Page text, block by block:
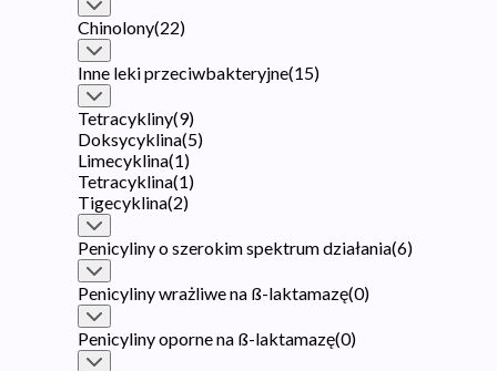
Chinolony(22)
Inne leki przeciwbakteryjne(15)
Tetracykliny(9)
Doksycyklina(5)
Limecyklina(1)
Tetracyklina(1)
Tigecyklina(2)
Penicyliny o szerokim spektrum działania(6)
Penicyliny wrażliwe na ß-laktamazę(0)
Penicyliny oporne na ß-laktamazę(0)